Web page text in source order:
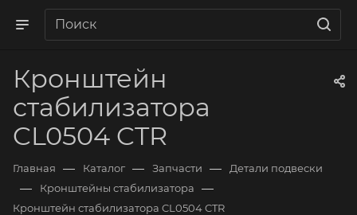
Кронштейн
стабилизатора
CL0504 CTR
Главная — Каталог — Запчасти — Детали подвески
— Кронштейны стабилизатора —
Кронштейн стабилизатора CL0504 CTR